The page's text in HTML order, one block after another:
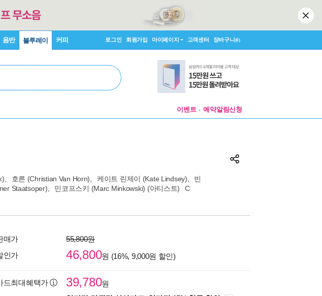
음반 블루레이 커피 로그인 회원가입 마이페이지 고객센터 장바구니(0)
이벤트 예약알림신청
호른 (Christian Van Horn) 케이트 린제이 (Kate Lindsey)
빈
Staatsoper) 민코프스키 (Marc Minkowski) (아티스트)
C
매가
55,800원
인가
46,800원 (16%, 9,000원 할인)
드최대혜택가 39,780원